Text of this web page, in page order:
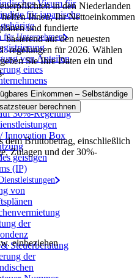
Visum für
für japanische
für Unternehmen
von Anteilen
eines
&
30%-Regelung
Innovation Box
geistigen
(IP)
von
der
Steuerberatung
der
in den Niederlanden
Ihnen, Ihr Nettoeinkommen
und fundierte
auf den neuesten
-regelungen für 2026. Wählen
Sie Ihre Daten ein und
Einkommen – Selbständige
berechnen
dem Bruttobetrag, einschließlich
Zulagen und der 30%-
einbeziehen